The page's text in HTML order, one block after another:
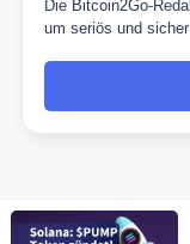
Die Bitcoin2Go-
um seriös und